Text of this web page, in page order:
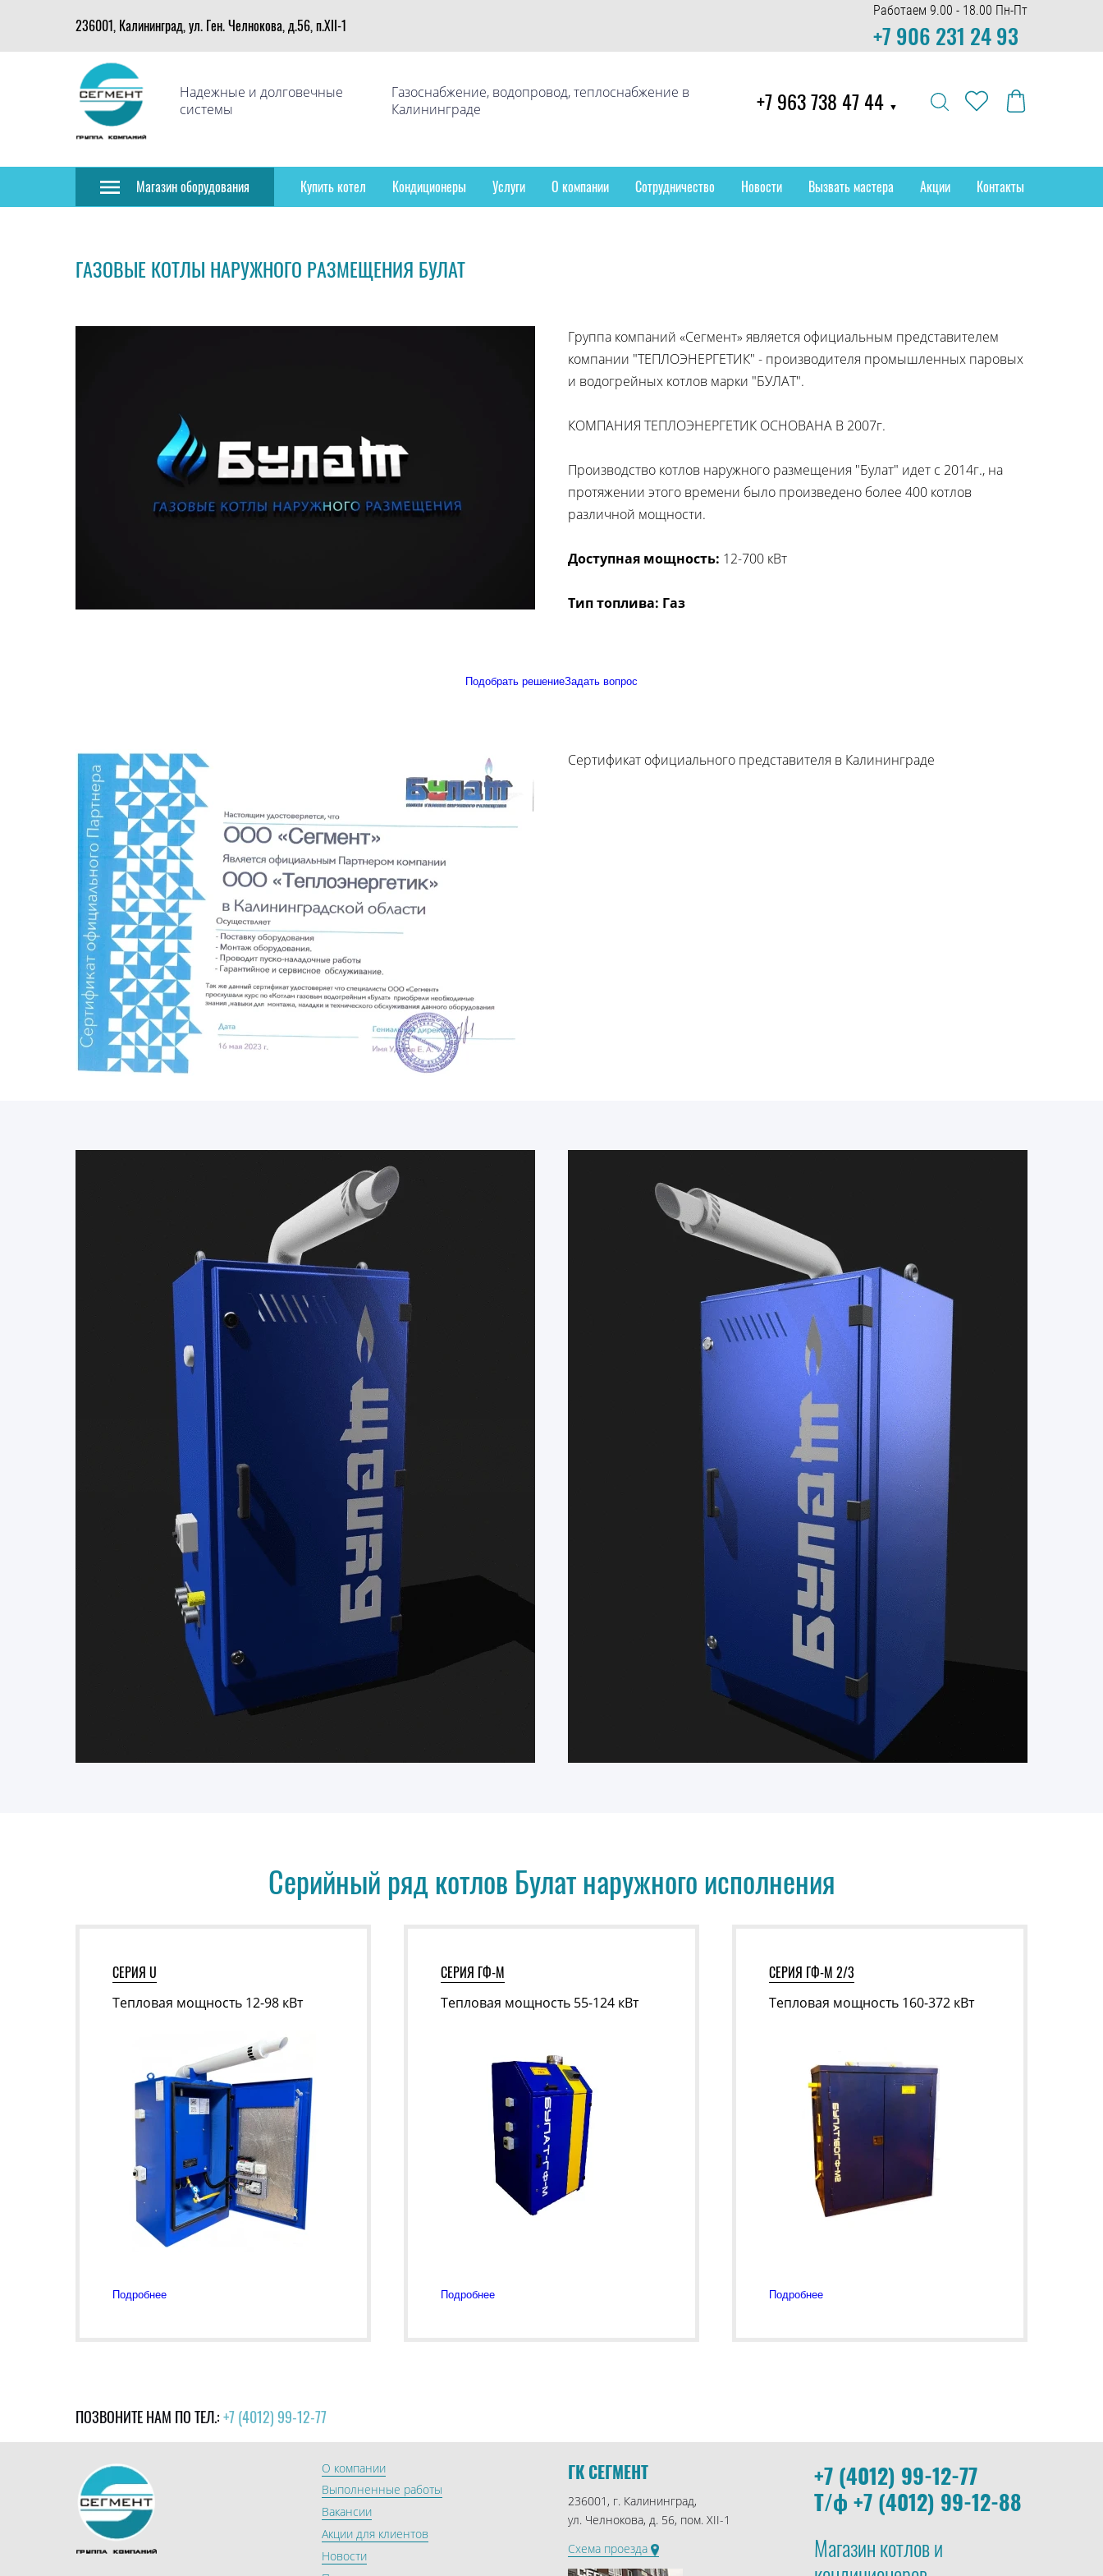
236001, Калининград, ул. Ген. Челнокова, д.56, п.XII-1
Работаем 9.00 - 18.00 Пн-Пт
+7 906 231 24 93
Надежные и долговечные
системы
Газоснабжение, водопровод, теплоснабжение в
Калининграде
+7 963 738 47 44 ▼
Магазин оборудования Купить котел Кондиционеры Услуги О компании Сотрудничество Новости Вызвать мастера Акции Контакты
ГАЗОВЫЕ КОТЛЫ НАРУЖНОГО РАЗМЕЩЕНИЯ БУЛАТ
Группа компаний «Сегмент» является официальным представителем
компании "ТЕПЛОЭНЕРГЕТИК" - производителя промышленных паровых
и водогрейных котлов марки "БУЛАТ".
КОМПАНИЯ ТЕПЛОЭНЕРГЕТИК ОСНОВАНА В 2007г.
Производство котлов наружного размещения "Булат" идет с 2014г., на
протяжении этого времени было произведено более 400 котлов
различной мощности.
Доступная мощность: 12-700 кВт
Тип топлива: Газ
Подобрать решениеЗадать вопрос
Сертификат официального представителя в Калининграде
Серийный ряд котлов Булат наружного исполнения
СЕРИЯ U
Тепловая мощность 12-98 кВт
Подробнее
СЕРИЯ ГФ-М
Тепловая мощность 55-124 кВт
Подробнее
СЕРИЯ ГФ-М 2/3
Тепловая мощность 160-372 кВт
Подробнее
ПОЗВОНИТЕ НАМ ПО ТЕЛ.:+7 (4012) 99-12-77
О компании
Выполненные работы
Вакансии
Акции для клиентов
Новости
ГК СЕГМЕНТ
236001, г. Калининград,
ул. Челнокова, д. 56, пом. XII-1
Схема проезда
+7 (4012) 99-12-77
Т/ф +7 (4012) 99-12-88
Магазин котлов и